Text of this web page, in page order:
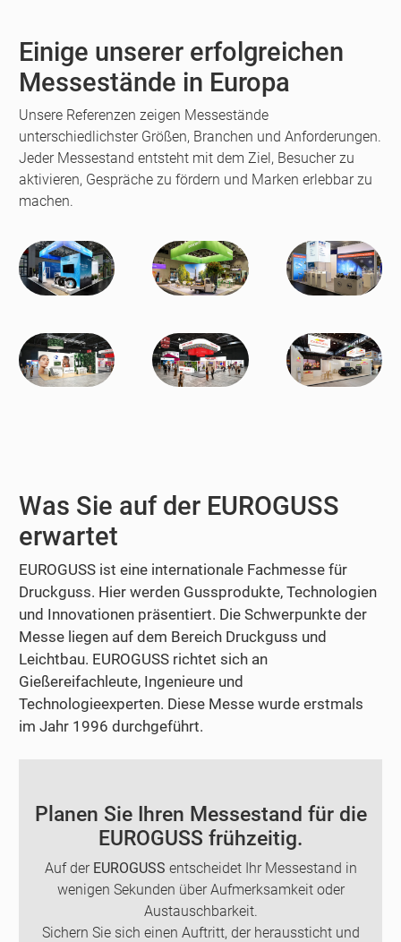
Einige unserer erfolgreichen
Messestände in Europa
Unsere Referenzen zeigen Messestände
unterschiedlichster Größen, Branchen und Anforderungen.
Jeder Messestand entsteht mit dem Ziel, Besucher zu
aktivieren, Gespräche zu fördern und Marken erlebbar zu
machen.
Was Sie auf der EUROGUSS
erwartet
EUROGUSS ist eine internationale Fachmesse für
Druckguss. Hier werden Gussprodukte, Technologien
und Innovationen präsentiert. Die Schwerpunkte der
Messe liegen auf dem Bereich Druckguss und
Leichtbau. EUROGUSS richtet sich an
Gießereifachleute, Ingenieure und
Technologieexperten. Diese Messe wurde erstmals
im Jahr 1996 durchgeführt.
Planen Sie Ihren Messestand für die
EUROGUSS frühzeitig.
Auf der EUROGUSS entscheidet Ihr Messestand in
wenigen Sekunden über Aufmerksamkeit oder
Austauschbarkeit.
Sichern Sie sich einen Auftritt, der heraussticht und